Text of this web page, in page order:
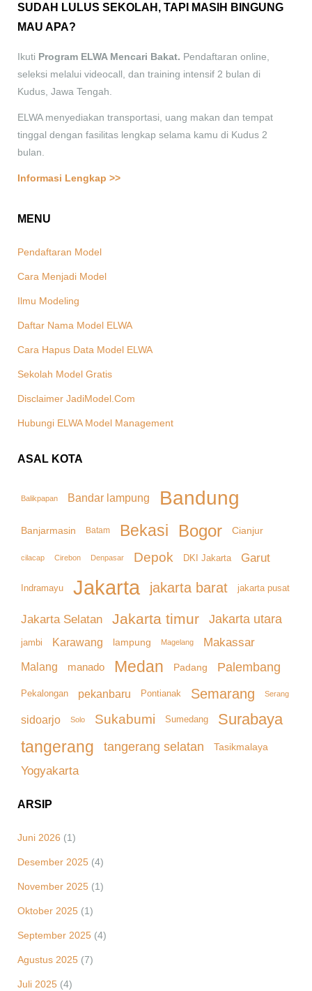
SUDAH LULUS SEKOLAH, TAPI MASIH BINGUNG
MAU APA?
Ikuti Program ELWA Mencari Bakat. Pendaftaran online,
seleksi melalui videocall, dan training intensif 2 bulan di
Kudus, Jawa Tengah.
ELWA menyediakan transportasi, uang makan dan tempat
tinggal dengan fasilitas lengkap selama kamu di Kudus 2
bulan.
Informasi Lengkap >>
MENU
Pendaftaran Model
Cara Menjadi Model
Ilmu Modeling
Daftar Nama Model ELWA
Cara Hapus Data Model ELWA
Sekolah Model Gratis
Disclaimer JadiModel.Com
Hubungi ELWA Model Management
ASAL KOTA
Balikpapan Bandar lampung Bandung
Banjarmasin Batam Bekasi Bogor Cianjur
cilacap Cirebon Denpasar Depok DKI Jakarta Garut
Indramayu Jakarta jakarta barat jakarta pusat
Jakarta Selatan Jakarta timur Jakarta utara
jambi Karawang lampung Magelang Makassar
Malang manado Medan Padang Palembang
Pekalongan pekanbaru Pontianak Semarang Serang
sidoarjo Solo Sukabumi Sumedang Surabaya
tangerang tangerang selatan Tasikmalaya
Yogyakarta
ARSIP
Juni 2026 (1)
Desember 2025 (4)
November 2025 (1)
Oktober 2025 (1)
September 2025 (4)
Agustus 2025 (7)
Juli 2025 (4)